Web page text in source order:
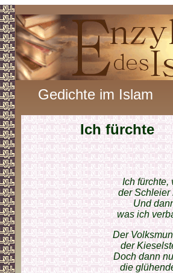
Gedichte im Islam
Ich fürchte
Ich fürchte,
der Schleier
Und
was ich
Der
der
Doch dann
die